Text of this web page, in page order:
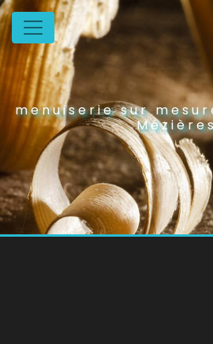
Panneau de gestion des cookies
menuiserie sur